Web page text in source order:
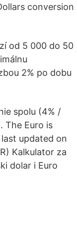
conversion
od 5 000 do 50
2% po dobu
spolu (4% /
The Euro is
updated on
Kalkulator za
dolar i Euro